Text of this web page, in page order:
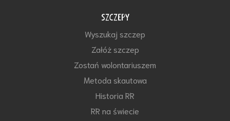
SZCZEPY
Wyszukaj szczep
Załóż szczep
Zostań wolontariuszem
Metoda skautowa
Historia RR
RR na świecie